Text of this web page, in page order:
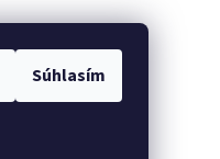
Súhlasím